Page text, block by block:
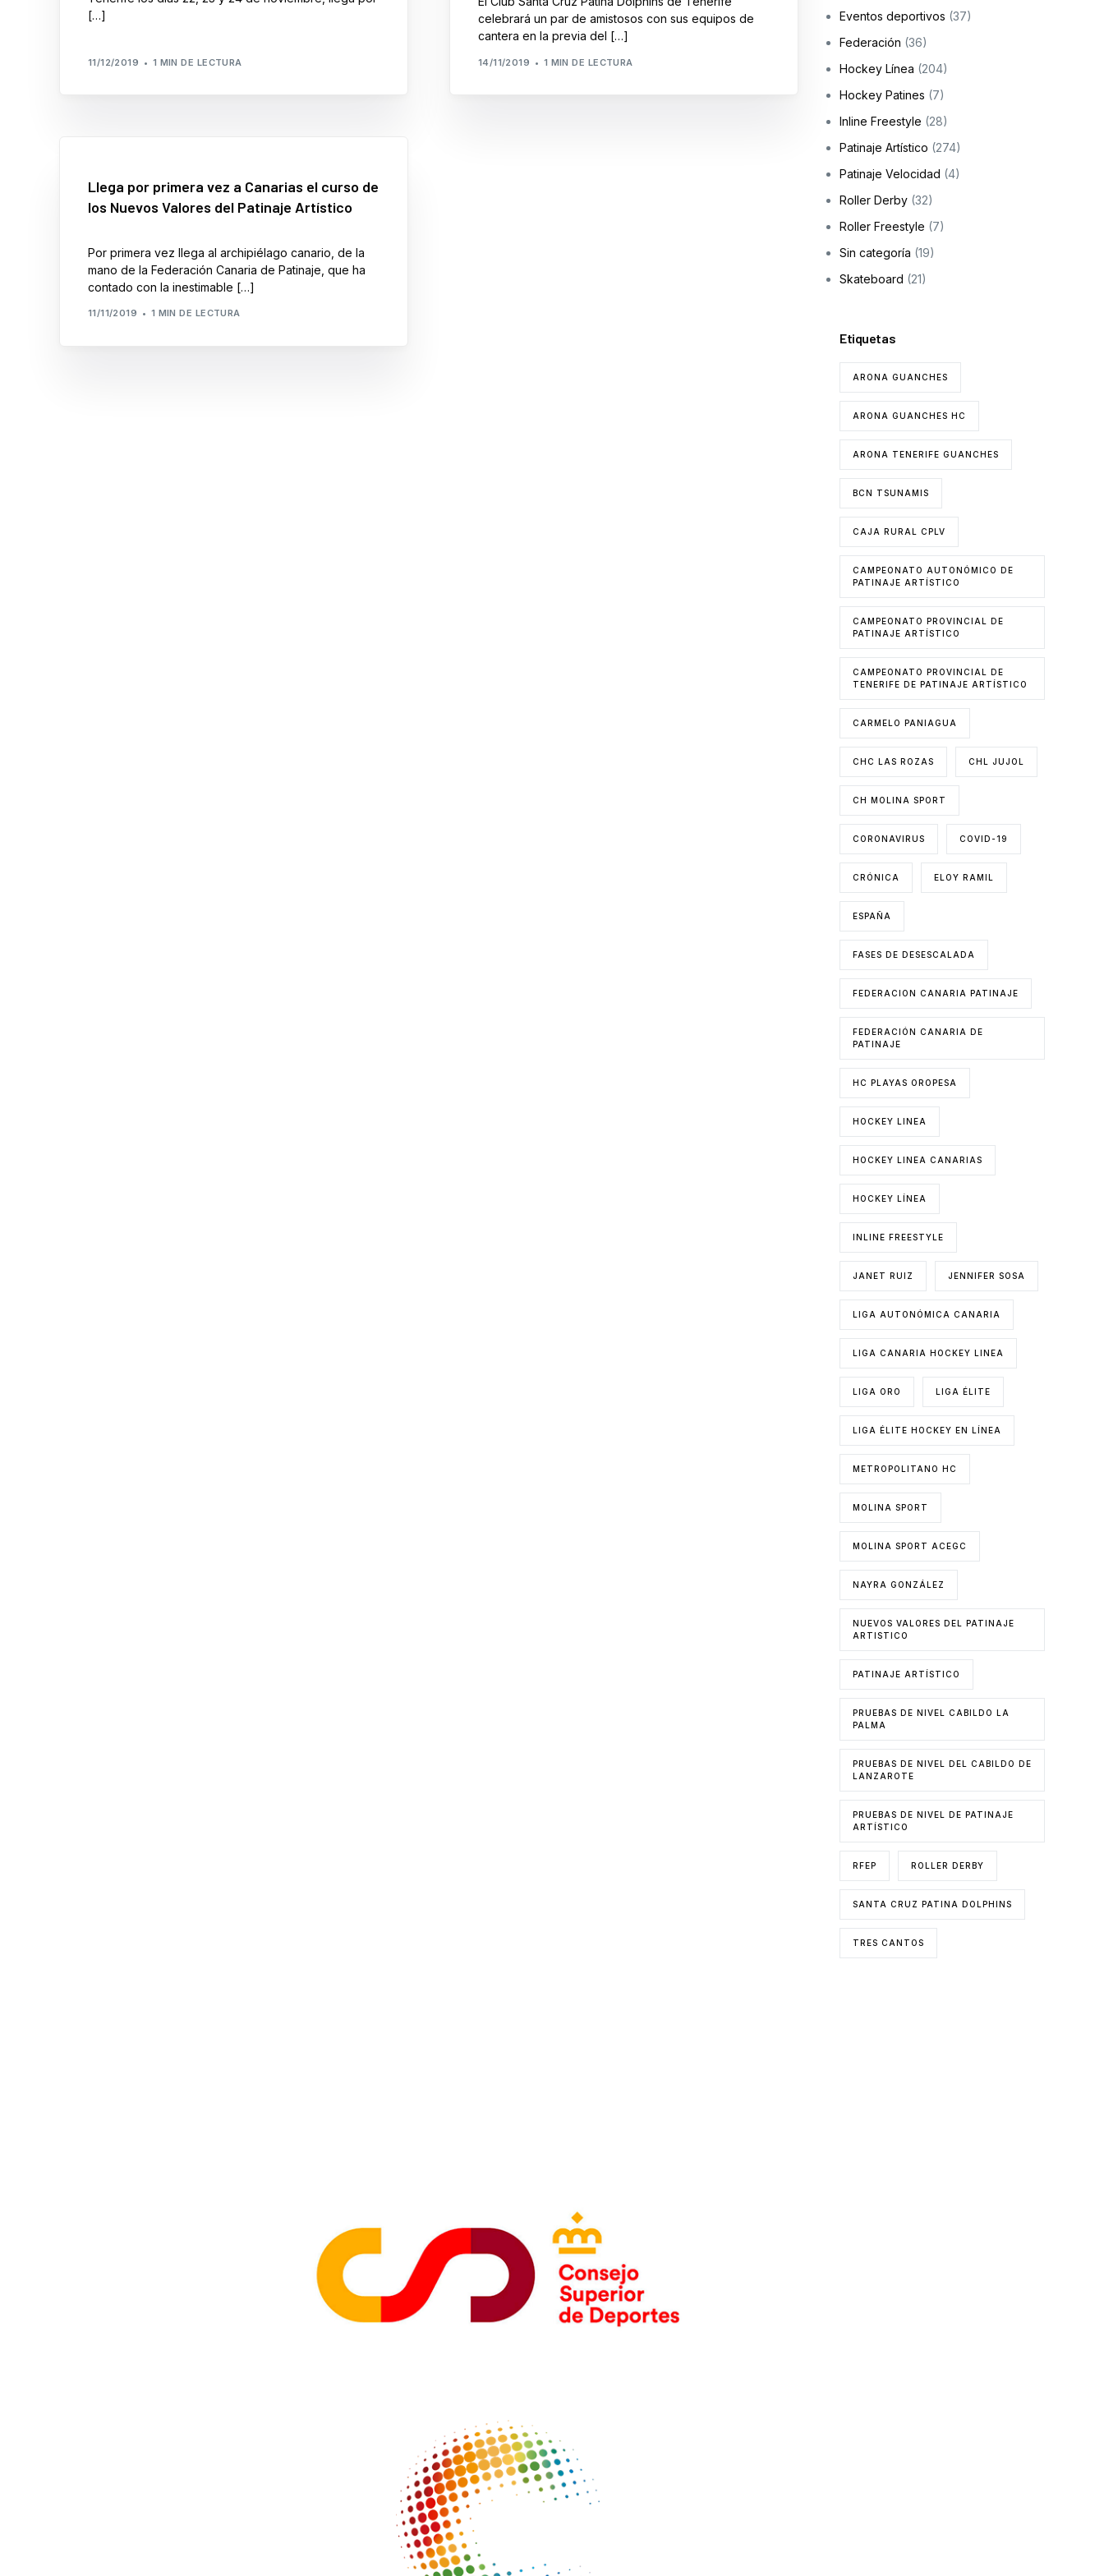
Roller DerbyJunta de gobierno
Protocolo de protección a la infancia y adolescencia
Skateboarding
[…]
11/12/2019 1 MIN DE LECTURA
celebrará un par de amistosos con sus equipos de
cantera en la previa del […]
14/11/2019 1 MIN DE LECTURA
Llega por primera vez a Canarias el curso de
los Nuevos Valores del Patinaje Artístico
Por primera vez llega al archipiélago canario, de la
mano de la Federación Canaria de Patinaje, que ha
contado con la inestimable […]
11/11/2019 1 MIN DE LECTURA
Eventos deportivos (37)
Federación (36)
Hockey Línea (204)
Hockey Patines (7)
Inline Freestyle (28)
Patinaje Artístico (274)
Patinaje Velocidad (4)
Roller Derby (32)
Roller Freestyle (7)
Sin categoría (19)
Skateboard (21)
Etiquetas
ARONA GUANCHES
ARONA GUANCHES HC
ARONA TENERIFE GUANCHES
BCN TSUNAMIS
CAJA RURAL CPLV
CAMPEONATO AUTONÓMICO DE
PATINAJE ARTÍSTICO
CAMPEONATO PROVINCIAL DE
PATINAJE ARTÍSTICO
CAMPEONATO PROVINCIAL DE
TENERIFE DE PATINAJE ARTÍSTICO
CARMELO PANIAGUA
CHC LAS ROZAS CHL JUJOL
CH MOLINA SPORT
CORONAVIRUS COVID-19
CRÓNICA ELOY RAMIL
ESPAÑA
FASES DE DESESCALADA
FEDERACION CANARIA PATINAJE
FEDERACIÓN CANARIA DE
PATINAJE
HC PLAYAS OROPESA
HOCKEY LINEA
HOCKEY LINEA CANARIAS
HOCKEY LÍNEA
INLINE FREESTYLE
JANET RUIZ JENNIFER SOSA
LIGA AUTONÓMICA CANARIA
LIGA CANARIA HOCKEY LINEA
LIGA ORO LIGA ÉLITE
LIGA ÉLITE HOCKEY EN LÍNEA
METROPOLITANO HC
MOLINA SPORT
MOLINA SPORT ACEGC
NAYRA GONZÁLEZ
NUEVOS VALORES DEL PATINAJE
ARTISTICO
PATINAJE ARTÍSTICO
PRUEBAS DE NIVEL CABILDO LA
PALMA
PRUEBAS DE NIVEL DEL CABILDO DE
LANZAROTE
PRUEBAS DE NIVEL DE PATINAJE
ARTÍSTICO
RFEP ROLLER DERBY
SANTA CRUZ PATINA DOLPHINS
TRES CANTOS